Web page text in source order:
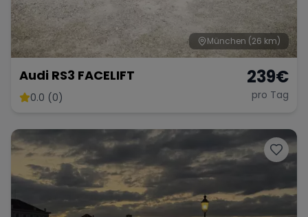
München (26 km)
Audi RS3 FACELIFT
0.0 (0)
239€
pro Tag